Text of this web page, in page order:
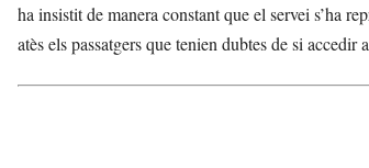
ha insistit de manera constant que el servei s’ha
atès els passatgers que tenien dubtes de si accedir